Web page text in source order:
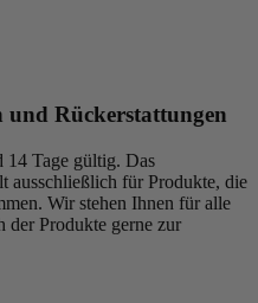
und Rückerstattungen
14 Tage gültig. Das
ausschließlich für Produkte, die
Wir stehen Ihnen für alle
der Produkte gerne zur